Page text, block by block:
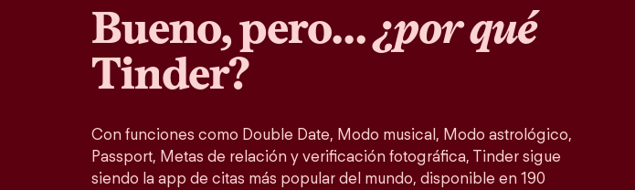
Bueno, pero…¿por qué
Tinder?
Con funciones como Double Date, Modo musical, Modo astrológico,
Passport, Metas de relación y verificación fotográfica, Tinder sigue
siendo la app de citas más popular del mundo, disponible en 190